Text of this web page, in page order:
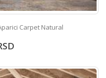
Carpet Natural